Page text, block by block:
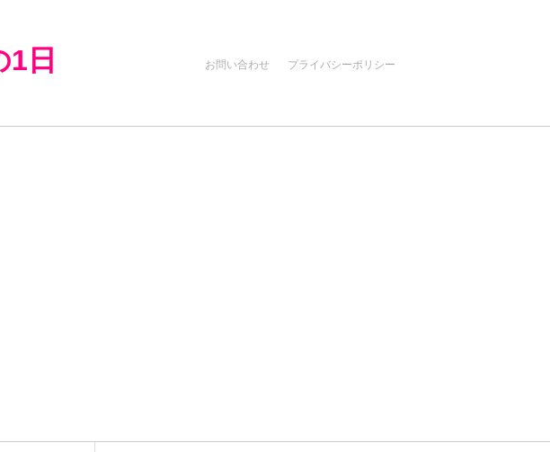
日 お問い合わせ プライバシーポリシー